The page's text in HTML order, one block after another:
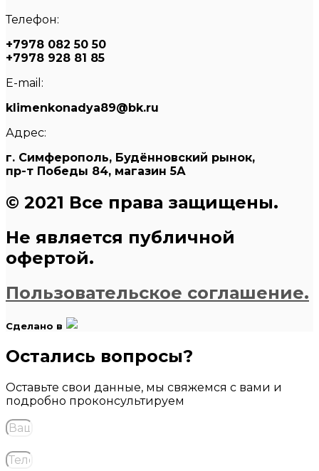
Телефон:
+7978 082 50 50
+7978 928 81 85
E-mail:
klimenkonadya89@bk.ru
Адрес:
г. Симферополь, Будённовский рынок,
пр-т Победы 84, магазин 5А
© 2021 Все права защищены.
Не является публичной
офертой.
Пользовательское соглашение.
Сделано в
Остались вопросы?
Оставьте свои данные, мы свяжемся с вами и
подробно проконсультируем